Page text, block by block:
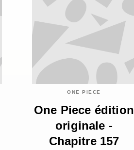
ONE PIECE
One Piece édition
originale -
Chapitre 157